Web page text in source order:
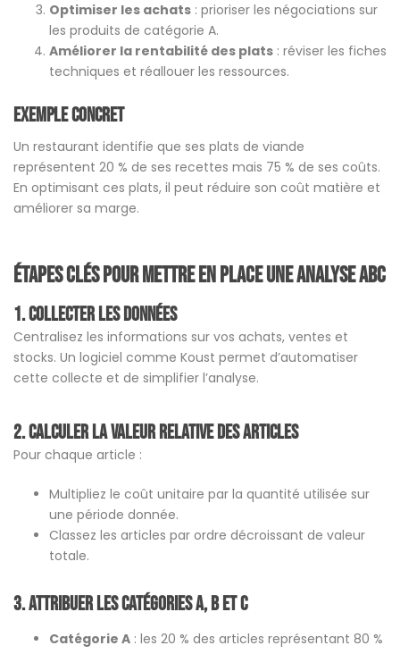
Optimiser les achats : prioriser les négociations sur
les produits de catégorie A.
Améliorer la rentabilité des plats : réviser les fiches
techniques et réallouer les ressources.
Exemple concret
Un restaurant identifie que ses plats de viande
représentent 20 % de ses recettes mais 75 % de ses coûts.
En optimisant ces plats, il peut réduire son coût matière et
améliorer sa marge.
Étapes clés pour mettre en place une analyse ABC
1. Collecter les données
Centralisez les informations sur vos achats, ventes et
stocks. Un logiciel comme Koust permet d’automatiser
cette collecte et de simplifier l’analyse.
2. Calculer la valeur relative des articles
Pour chaque article :
Multipliez le coût unitaire par la quantité utilisée sur
une période donnée.
Classez les articles par ordre décroissant de valeur
totale.
3. Attribuer les catégories A, B et C
Catégorie A : les 20 % des articles représentant 80 %